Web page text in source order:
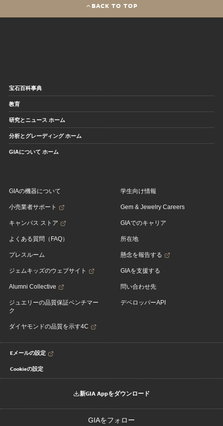
BACK TO TOP
宝石百科事典
教育
研究とニュース ホーム
分析とグレーディング ホーム
GIAについて ホーム
GIAの機器について
小売業者サポート
キャンパス ストア
よくある質問（FAQ）
プレスルーム
ジェムキッズのウェブサイト
Alumni Collective
ジュエリーの品質保証ベンチマー
ク
ダイヤモンドの品質を示す4C
学生向け情報
Gem & Jewelry Careers
GIAでのキャリア
所在地
懸念を報告する
GIAを支援する
問い合わせ先
デベロッパーAPI
Eメールの設定
Cookieの設定
新GIA Appをダウンロード
GIAをフォロー